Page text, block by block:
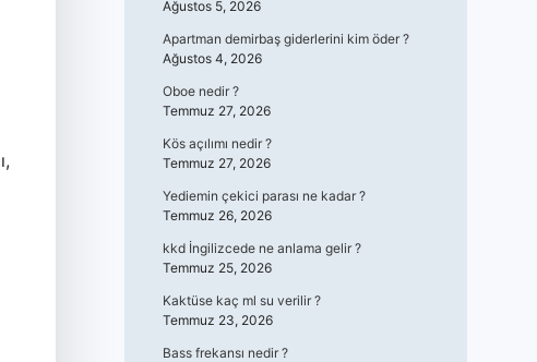
Ağustos 5, 2026
Apartman demirbaş giderlerini kim öder ?
Ağustos 4, 2026
Oboe nedir ?
Temmuz 27, 2026
Kös açılımı nedir ?
Temmuz 27, 2026
Yediemin çekici parası ne kadar ?
Temmuz 26, 2026
kkd İngilizcede ne anlama gelir ?
Temmuz 25, 2026
Kaktüse kaç ml su verilir ?
Temmuz 23, 2026
Bass frekansı nedir ?